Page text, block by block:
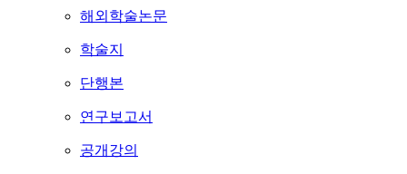
해외학술논문
학술지
단행본
연구보고서
공개강의